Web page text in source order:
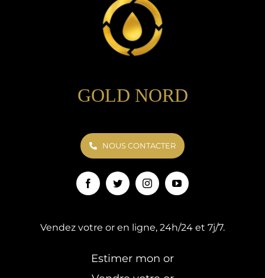
GOLD NORD
NOUS CONTACTER
Vendez votre or en ligne, 24h/24 et 7j/7.
Estimer mon or